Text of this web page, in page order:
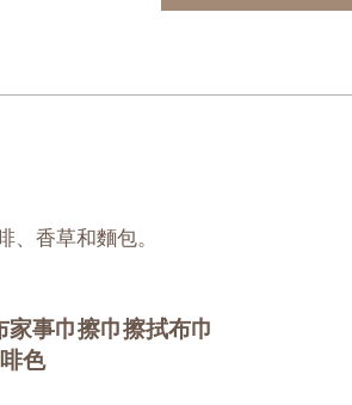
、香草和麵包。
事巾擦巾擦拭布巾
色